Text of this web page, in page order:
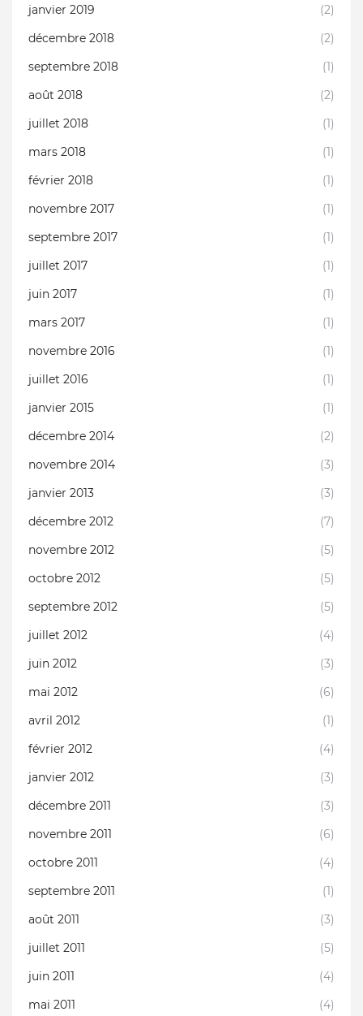
janvier 2019
(2)
décembre 2018
(2)
septembre 2018
(1)
août 2018
(2)
juillet 2018
(1)
mars 2018
(1)
février 2018
(1)
novembre 2017
(1)
septembre 2017
(1)
juillet 2017
(1)
juin 2017
(1)
mars 2017
(1)
novembre 2016
(1)
juillet 2016
(1)
janvier 2015
(1)
décembre 2014
(2)
novembre 2014
(3)
janvier 2013
(3)
décembre 2012
(7)
novembre 2012
(5)
octobre 2012
(5)
septembre 2012
(5)
juillet 2012
(4)
juin 2012
(3)
mai 2012
(6)
avril 2012
(1)
février 2012
(4)
janvier 2012
(3)
décembre 2011
(3)
novembre 2011
(6)
octobre 2011
(4)
septembre 2011
(1)
août 2011
(3)
juillet 2011
(5)
juin 2011
(4)
mai 2011
(4)